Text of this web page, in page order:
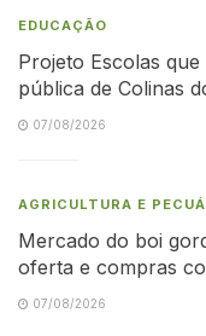
EDUCAÇÃO
Projeto Escolas
pública de Colinas
07/08/2026
AGRICULTURA E
Mercado do boi
oferta e compras
07/08/2026